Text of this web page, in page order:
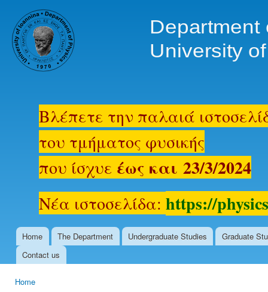
www.physics.uoi.gr
Βλέπετε την παλαιά
του τμήματος φυσικής
που ίσχυε έως και 23/3/2024
Νέα ιστοσελίδα:https://
Main menu
Home The Department Undergraduate Studies
Graduate
Contact us
Home